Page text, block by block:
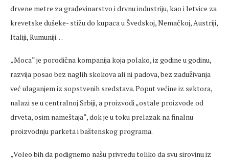
drvene metre za građevinarstvo i drvnu industriju, kao i letvice za
krevetske dušeke- stižu do kupaca u Švedskoj, Nemačkoj, Austriji,
Italiji, Rumuniji…
„Moca“ je porodična kompanija koja polako, iz godine u godinu,
razvija posao bez naglih skokova ali ni padova, bez zaduživanja
već ulaganjem iz sopstvenih sredstava. Poput većine iz sektora,
nalazi se u centralnoj Srbiji, a proizvodi „ostale proizvode od
drveta, osim nameštaja“, dok je u toku prelazak na finalnu
proizvodnju parketa i baštenskog programa.
„Voleo bih da podignemo našu privredu toliko da svu sirovinu iz